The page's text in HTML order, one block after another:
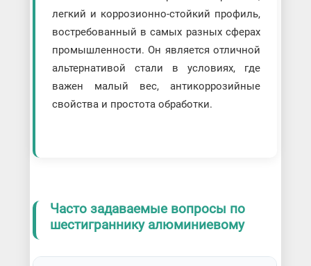
легкий и коррозионно-стойкий профиль,
востребованный в самых разных сферах
промышленности. Он является отличной
альтернативой стали в условиях, где
важен малый вес, антикоррозийные
свойства и простота обработки.
Часто задаваемые вопросы по
шестиграннику алюминиевому